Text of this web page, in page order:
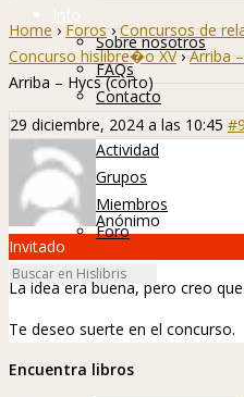
Info
Sobre nosotros
FAQs
Contacto
Hislibreños
Actividad
Grupos
Miembros
Foro
Home › Foros › Concursos de
Concurso hislibre�o XV › Arriba
Arriba – Hycs (corto)
29 diciembre, 2024 a las 10:45
Anónimo
Invitado
La idea era buena, pero creo
Te deseo suerte en el concurso.
Encuentra libros